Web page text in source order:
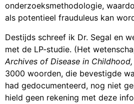
onderzoeksmethodologie,
als potentieel frauduleus kan
Destijds schreef ik Dr. Segal en
met de LP-studie. (Het
Archives of Disease in Childhood,
3000 woorden, die bevestigde
had gedocumenteerd, nog niet
hield geen rekening met deze